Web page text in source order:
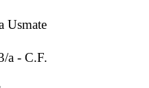
Usmate
a -C.F.